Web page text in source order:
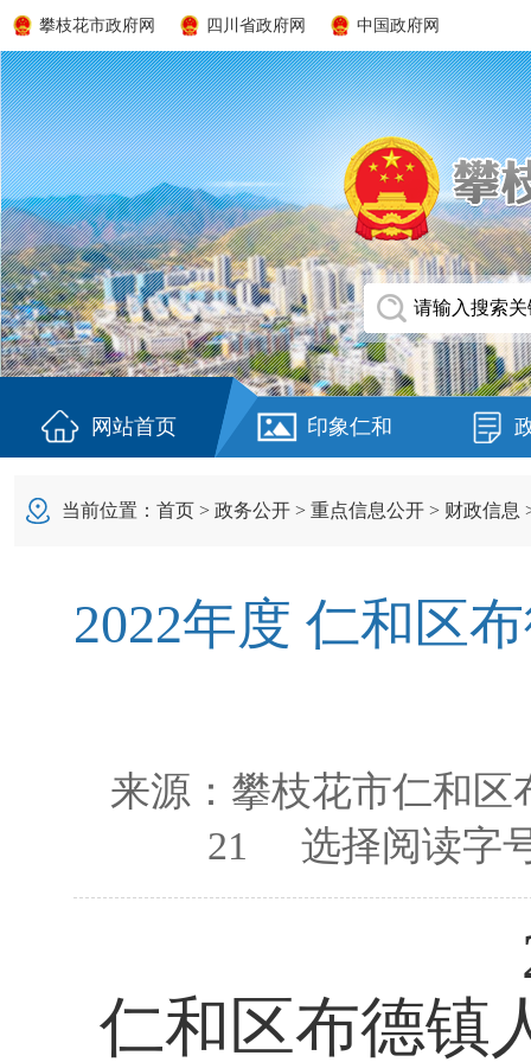
攀枝花市政府网 四川省政府网 中国政府网
网站首页 印象仁和
当前位置： 首页 > 政务公开 > 重点信息公开 > 财政信息
2022年度 仁和区
来源： 攀枝花市仁和区
21
选择阅读字
仁和区布德镇